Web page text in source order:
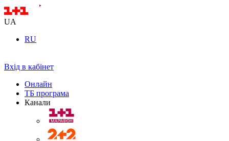
UA
RU
Вхід в кабінет
Онлайн
ТБ програма
Канали